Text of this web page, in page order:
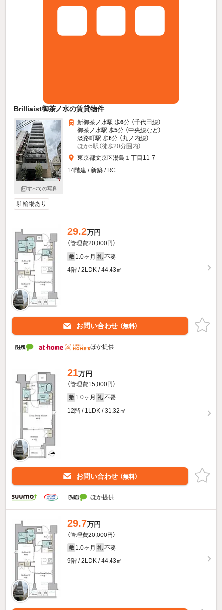
Brilliaist御茶ノ水の賃貸物件
すべての写真
新御茶ノ水駅 歩6分 （千代田線）
御茶ノ水駅 歩5分 （中央線など）
淡路町駅 歩6分 （丸ノ内線）
ほか5駅（徒歩20分圏内）
東京都文京区湯島１丁目11-7
14階建 / 新築 / RC
駐輪場あり
29.2万円
（管理費20,000円）
敷 1.0ヶ月 礼 不要
4階 / 2LDK / 44.43㎡
お問い合わせ （無料）
ほか提供
21万円
（管理費15,000円）
敷 1.0ヶ月 礼 不要
12階 / 1LDK / 31.32㎡
お問い合わせ （無料）
ほか提供
29.7万円
（管理費20,000円）
敷 1.0ヶ月 礼 不要
9階 / 2LDK / 44.43㎡